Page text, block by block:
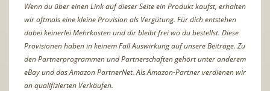
Wenn du über einen Link auf dieser Seite ein Produkt kaufst, erhalten
wir oftmals eine kleine Provision als Vergütung. Für dich entstehen
dabei keinerlei Mehrkosten und dir bleibt frei wo du bestellst. Diese
Provisionen haben in keinem Fall Auswirkung auf unsere Beiträge. Zu
den Partnerprogrammen und Partnerschaften gehört unter anderem
eBay und das Amazon PartnerNet. Als Amazon-Partner verdienen wir
an qualifizierten Verkäufen.